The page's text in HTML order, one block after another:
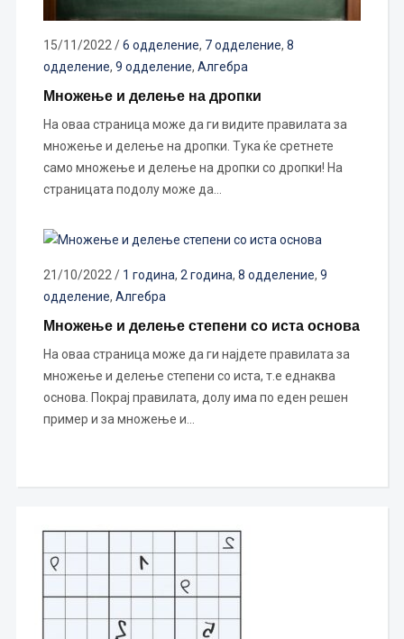
15/11/2022 /6 одделение, 7 одделение, 8
одделение, 9 одделение, Алгебра
Множење и делење на дропки
На оваа страница може да ги видите правилата за
множење и делење на дропки. Тука ќе сретнете
само множење и делење на дропки со дропки! На
страницата подолу може да…
21/10/2022/ 1 година, 2 година, 8 одделение, 9
одделение, Алгебра
Множење и делење степени со иста основа
На оваа страница може да ги најдете правилата за
множење и делење степени со иста, т.е еднаква
основа. Покрај правилата, долу има по еден решен
пример и за множење и…